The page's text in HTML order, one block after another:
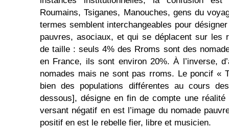
Roumains, Tsiganes, Manouches, gens du
termes semblent interchangeables pour
pauvres, asociaux, et qui se déplacent sur les
de taille : seuls 4% des Rroms sont des
en France, ils sont environ 20%. À l’inverse,
nomades mais ne sont pas rroms. Le poncif «
bien des populations différentes au cours
dessous], désigne en fin de compte une
versant négatif en est l’image du nomade
positif en est le rebelle fier, libre et musicien.